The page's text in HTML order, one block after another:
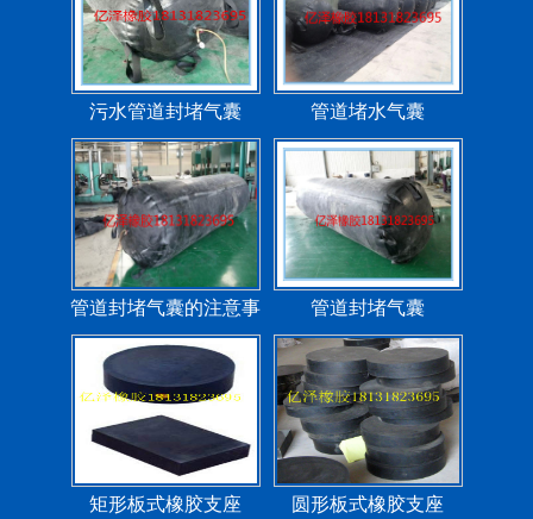
污水管道封堵气囊 管道堵水气囊
管道封堵气囊的注意事
项
管道封堵气囊
矩形板式橡胶支座 圆形板式橡胶支座